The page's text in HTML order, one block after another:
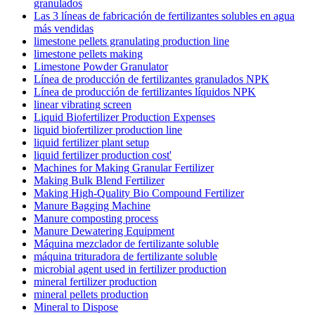
granulados
Las 3 líneas de fabricación de fertilizantes solubles en agua
más vendidas
limestone pellets granulating production line
limestone pellets making
Limestone Powder Granulator
Línea de producción de fertilizantes granulados NPK
Línea de producción de fertilizantes líquidos NPK
linear vibrating screen
Liquid Biofertilizer Production Expenses
liquid biofertilizer production line
liquid fertilizer plant setup
liquid fertilizer production cost'
Machines for Making Granular Fertilizer
Making Bulk Blend Fertilizer
Making High-Quality Bio Compound Fertilizer
Manure Bagging Machine
Manure composting process
Manure Dewatering Equipment
Máquina mezclador de fertilizante soluble
máquina trituradora de fertilizante soluble
microbial agent used in fertilizer production
mineral fertilizer production
mineral pellets production
Mineral to Dispose